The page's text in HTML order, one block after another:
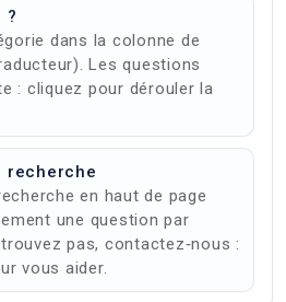
?
dans la colonne de
Les questions
: cliquez pour dérouler la
recherche
en haut de page
une question par
pas, contactez‑nous :
vous aider.